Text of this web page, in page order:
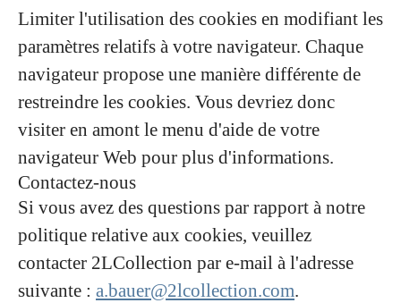
Limiter l'utilisation des cookies en modifiant les
paramètres relatifs à votre navigateur. Chaque
navigateur propose une manière différente de
restreindre les cookies. Vous devriez donc
visiter en amont le menu d'aide de votre
navigateur Web pour plus d'informations.
Contactez-nous
Si vous avez des questions par rapport à notre
politique relative aux cookies, veuillez
contacter 2LCollection par e-mail à l'adresse
suivante : a.bauer@2lcollection.com.